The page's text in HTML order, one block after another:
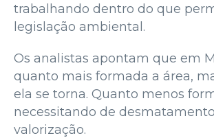
trabalhando dentro do que
legislação ambiental.
Os analistas apontam que em
quanto mais formada a área,
ela se torna. Quanto menos
necessitando de
valorização.